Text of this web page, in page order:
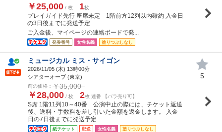
￥25,000 / 枚 1枚
プレイガイド先行 座席未定 1階前方12列以内確約 入金日
の3日後までに発送予定
ご入金後、マイページの連絡ボードで発...
発券番号 女性名義 塗りつぶしなし
ミュージカル ミス・サイゴン
2026/11/05 (木) 13時00分
シアターオーブ (東京)
前の価格： ￥35,000
￥28,000 / 枚 2枚 連番 【バラ売り可】
S席 1階11列10～40番 公演中止の際には、チケット返送
後、送料・手数料を差し引いた金額を返金します。 入金
日の7日後までに発送予定
紙チケット 郵送 女性名義
塗りつぶしなし
5